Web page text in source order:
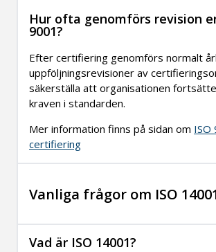
Hur ofta genomförs revision
9001?
Efter certifiering genomförs normalt
uppföljningsrevisioner av
säkerställa att organisationen
kraven i standarden.
Mer information finns på sidan om ISO
certifiering
Vanliga frågor om ISO
Vad är ISO 14001?